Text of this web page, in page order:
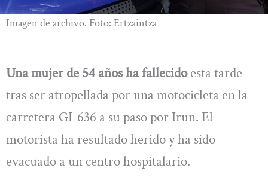
Imagen de archivo. Foto: Ertzaintza
Una mujer de 54 años ha fallecidoesta tarde
tras ser atropellada por una motocicleta en la
carretera GI-636 a su paso por Irun. El
motorista ha resultado herido y ha sido
evacuado a un centro hospitalario.